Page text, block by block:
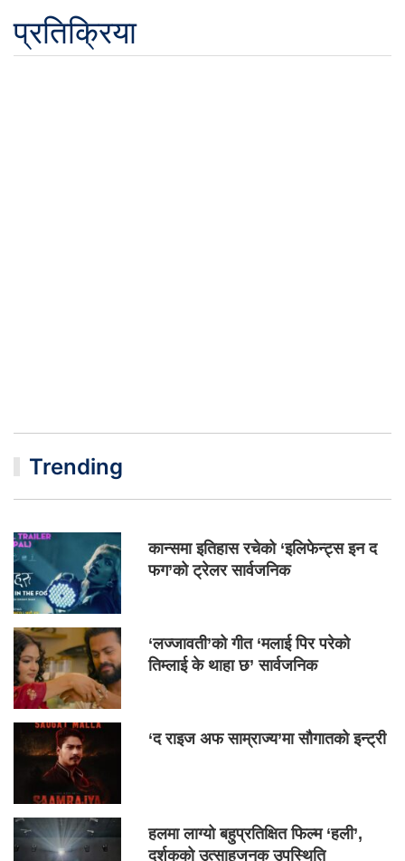
प्रतिक्रिया
Trending
कान्समा इतिहास रचेको ‘इलिफेन्ट्स इन द
फग’को ट्रेलर सार्वजनिक
‘लज्जावती’को गीत ‘मलाई पिर परेको
तिम्लाई के थाहा छ’ सार्वजनिक
‘द राइज अफ साम्राज्य’मा सौगातको इन्ट्री
हलमा लाग्यो बहुप्रतिक्षित फिल्म ‘हली’,
दर्शकको उत्साहजनक उपस्थिति